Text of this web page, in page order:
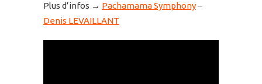
Plus d’infos → Pachamama Symphony–
Denis LEVAILLANT